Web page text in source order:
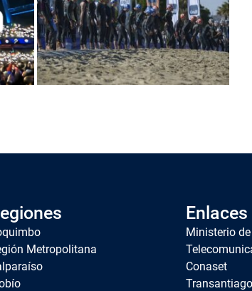
Metropolitana
Ministerio
Conaset
Transantiago